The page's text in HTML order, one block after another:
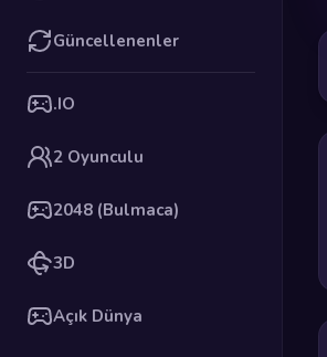
Güncellenenler
.IO
2 Oyunculu
2048 (Bulmaca)
3D
Açık Dünya